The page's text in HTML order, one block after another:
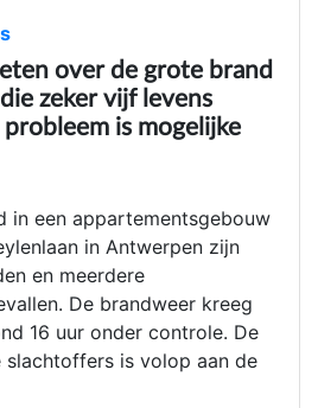
over de grote brand
zeker vijf levens
is mogelijke
in een appartementsgebouw
in Antwerpen zijn
en meerdere
De brandweer kreeg
16 uur onder controle. De
is volop aan de